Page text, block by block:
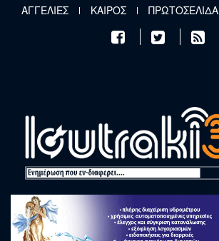
Παράκαμψη προς το κυρίως περιεχόμενο
ΑΓΓΕΛΙΕΣ ΚΑΙΡΟΣ ΠΡΩΤΟΣΕΛΙΔΑ